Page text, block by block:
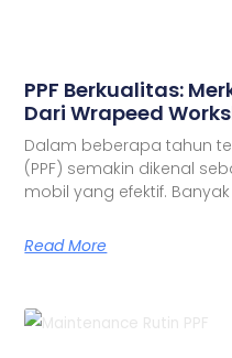
PPF Berkualitas:
Dari Wrapeed
Dalam beberapa tahun
(PPF) semakin dikenal
mobil yang efektif.
Read More